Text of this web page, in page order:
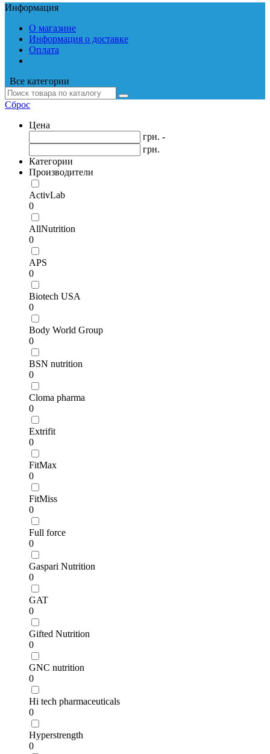
Информация
О магазине
Информация о доставке
Оплата
Все категории
Сброс
Цена
грн. -
грн.
Категории
Производители
ActivLab
0
AllNutrition
0
APS
0
Biotech USA
0
Body World Group
0
BSN nutrition
0
Cloma pharma
0
Extrifit
0
FitMax
0
FitMiss
0
Full force
0
Gaspari Nutrition
0
GAT
0
Gifted Nutrition
0
GNC nutrition
0
Hi tech pharmaceuticals
0
Hyperstrength
0